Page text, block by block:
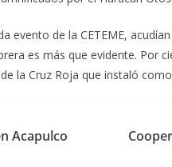
evento de la CETEME,
es más que evidente. Por
la Cruz Roja que instaló
Acapulco